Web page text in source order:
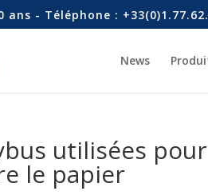
- Téléphone :
News
utilisées
le papier